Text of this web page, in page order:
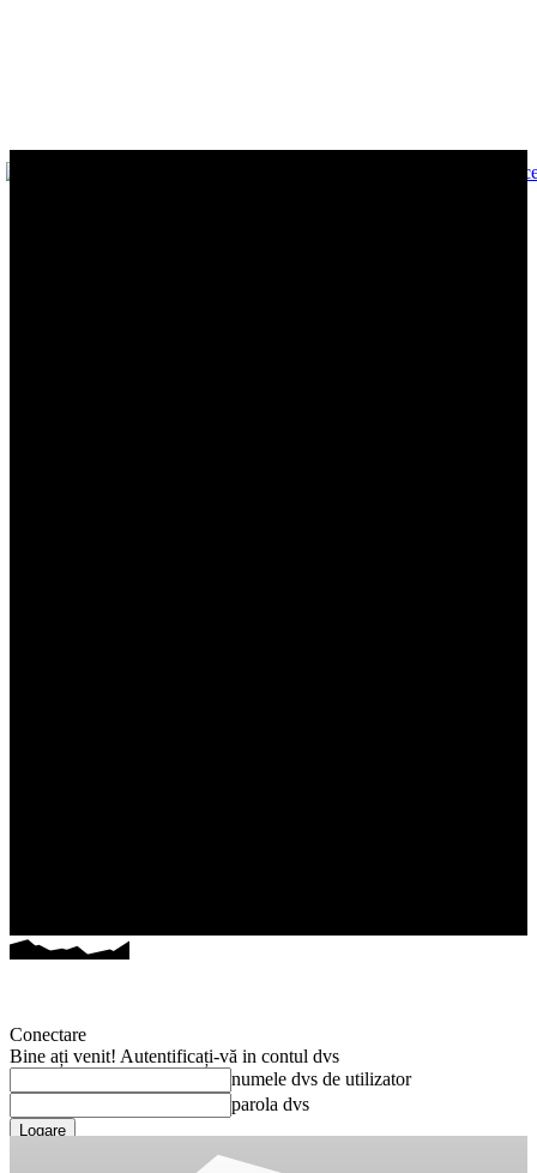
Conectare
Bine ați venit! Autentificați-vă in contul dvs
numele dvs de utilizator
parola dvs
Ați uitat parola? obține ajutor